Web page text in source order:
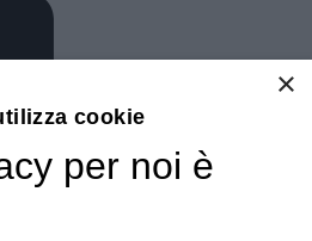
×
cookie
per noi è